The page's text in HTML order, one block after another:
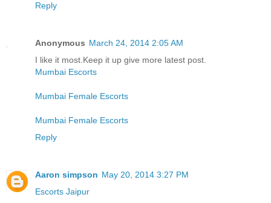
Reply
Anonymous March 24, 2014 2:05 AM
I like it most.Keep it up give more latest post.
Mumbai Escorts
Mumbai Female Escorts
Mumbai Female Escorts
Reply
Aaron simpson May 20, 2014 3:27 PM
Escorts Jaipur